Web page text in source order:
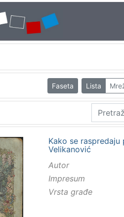
Faseta Lista
Kako se
Velikanović
Autor
Impresum
Vrsta građe